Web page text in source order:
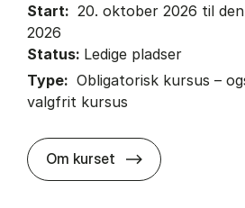
Start: 20. oktober 2026 til
2026
Status: Ledige pladser
Type: Obligatorisk kursus –
valgfrit kursus
Om kurset about